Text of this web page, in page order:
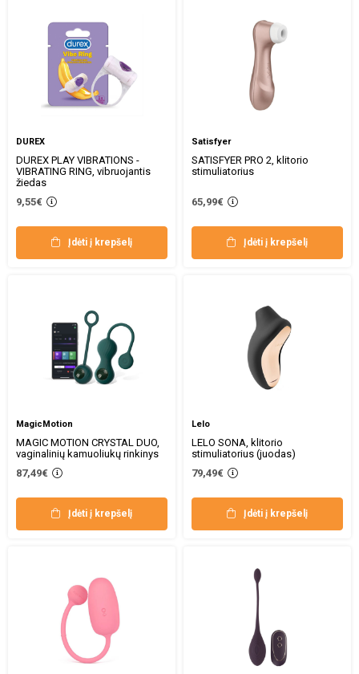
DUREX
DUREX PLAY VIBRATIONS -
VIBRATING RING, vibruojantis
žiedas
9,55€
Įdėti į krepšelį
Satisfyer
SATISFYER PRO 2, klitorio
stimuliatorius
65,99€
Įdėti į krepšelį
MagicMotion
MAGIC MOTION CRYSTAL DUO,
vaginalinių kamuoliukų rinkinys
87,49€
Įdėti į krepšelį
Lelo
LELO SONA, klitorio
stimuliatorius (juodas)
79,49€
Įdėti į krepšelį